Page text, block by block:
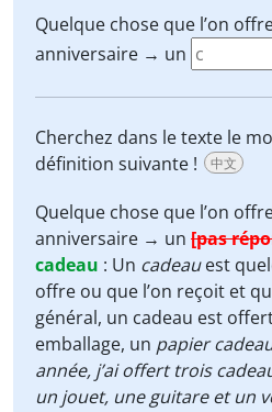
Quelque chose que l’on
anniversaire → un
Cherchez dans le texte le
définition suivante !
中文
Quelque chose que l’on
anniversaire → un [pas
cadeau : Un cadeauest
offre ou que l’on reçoit et
général, un cadeau est
emballage, un papier
année, j’ai offert trois
un jouet, une guitare et un